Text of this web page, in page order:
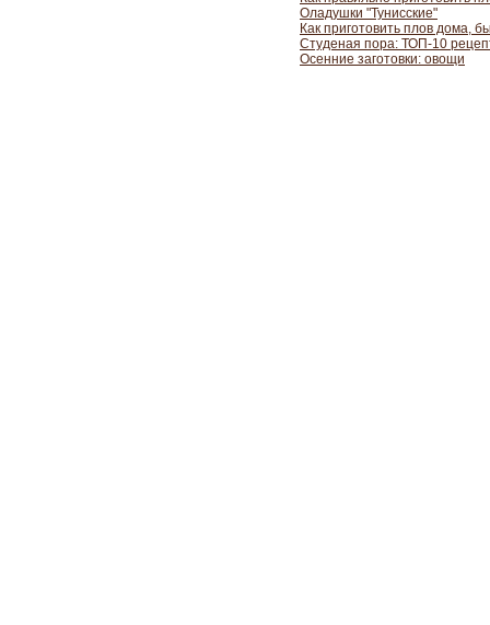
Оладушки "Тунисские"
Как приготовить плов дома,
Студеная пора: ТОП-10
Осенние заготовки: овощи